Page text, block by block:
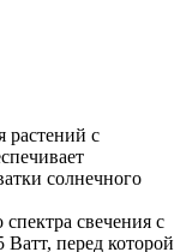
растений с
солнечного
свечения с
перед которой